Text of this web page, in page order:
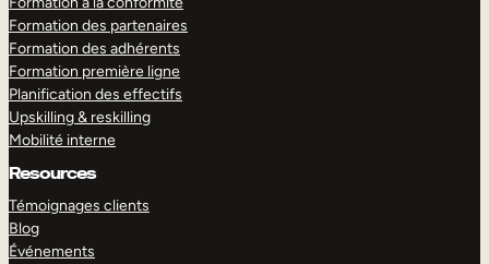
Formation des partenaires
Formation des adhérents
Formation première ligne
Planification des effectifs
Upskilling & reskilling
Mobilité interne
Resources
Témoignages clients
Blog
Événements